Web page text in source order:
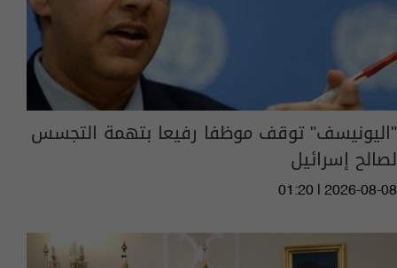
"اليونيسف" توقف موظفا رفيعا بتهمة التجسس
لصالح إسرائيل
01:20 | 2026-08-08